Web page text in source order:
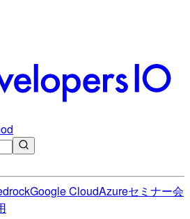
Google CloudAzureセミナー会